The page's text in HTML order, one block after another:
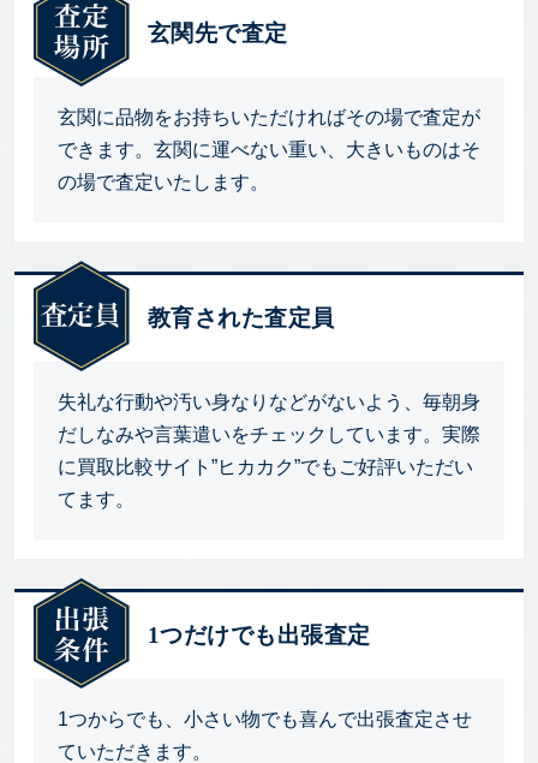
玄関先で査定
玄関に品物をお持ちいただければその場で査定が
できます。玄関に運べない重い、大きいものはそ
の場で査定いたします。
教育された査定員
失礼な行動や汚い身なりなどがないよう、毎朝身
だしなみや言葉遣いをチェックしています。実際
に買取比較サイト”ヒカカク”でもご好評いただい
てます。
1つだけでも出張査定
1つからでも、小さい物でも喜んで出張査定させ
ていただきます。